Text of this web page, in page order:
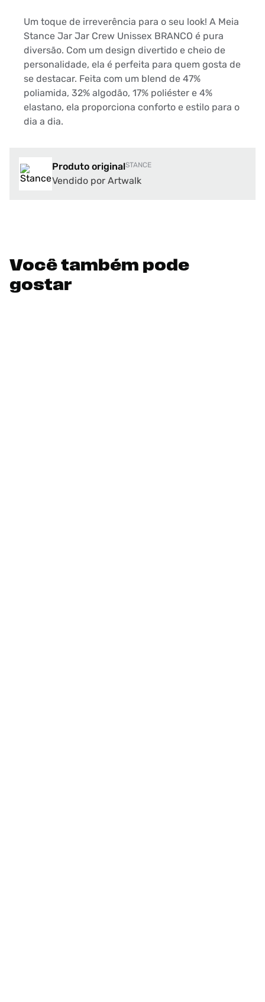
Um toque de irreverência para o seu look! A Meia
Stance Jar Jar Crew Unissex BRANCO é pura
diversão. Com um design divertido e cheio de
personalidade, ela é perfeita para quem gosta de
se destacar. Feita com um blend de 47%
poliamida, 32% algodão, 17% poliéster e 4%
elastano, ela proporciona conforto e estilo para o
dia a dia.
Produto originalSTANCE
Vendido por Artwalk
Você também pode
gostar